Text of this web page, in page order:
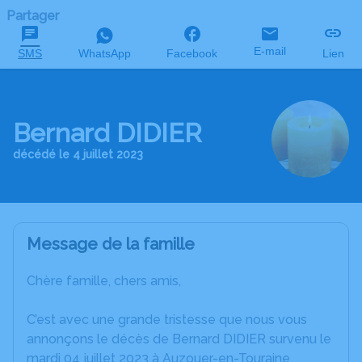
Partager
SMS WhatsApp Facebook E-mail Lien
Bernard DIDIER
décédé le 4 juillet 2023
Message de la famille
Chère famille, chers amis,
C’est avec une grande tristesse que nous vous
annonçons le décès de Bernard DIDIER survenu le
mardi 04 juillet 2023 à Auzouer-en-Touraine.